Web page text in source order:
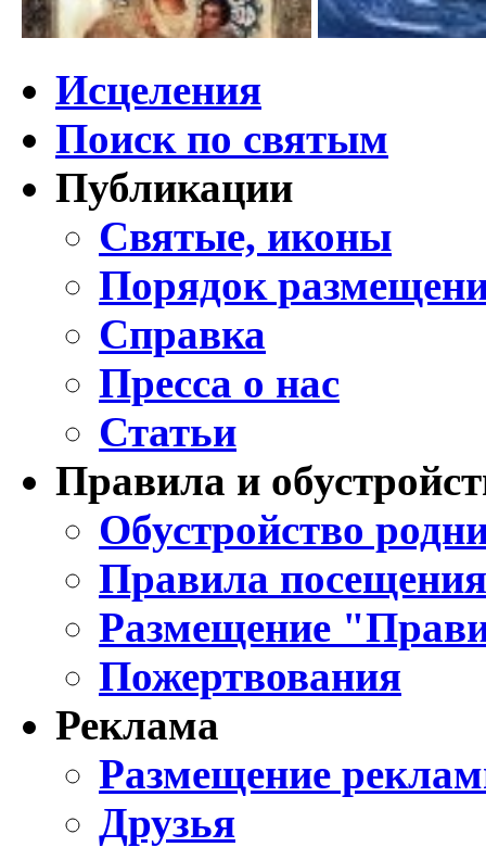
Исцеления
Поиск по святым
Публикации
Святые, иконы
Порядок
Справка
Пресса о нас
Статьи
Правила и
Обустройство
Правила
Размещение
Пожертвования
Реклама
Размещение
Друзья